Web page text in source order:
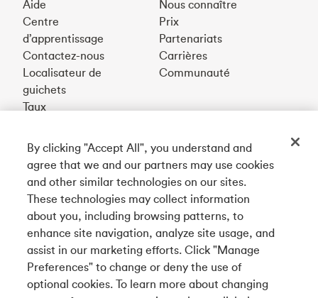
Aide
Centre
d’apprentissage
Contactez-nous
Localisateur de
guichets
Taux
Nous connaître
Prix
Partenariats
Carrières
Communauté
English
Téléchargez notre appli
Connectez-vous avec nous
By clicking "Accept All", you understand and
agree that we and our partners may use cookies
and other similar technologies on our sites.
These technologies may collect information
about you, including browsing patterns, to
enhance site navigation, analyze site usage, and
assist in our marketing efforts. Click "Manage
Preferences" to change or deny the use of
optional cookies. To learn more about changing